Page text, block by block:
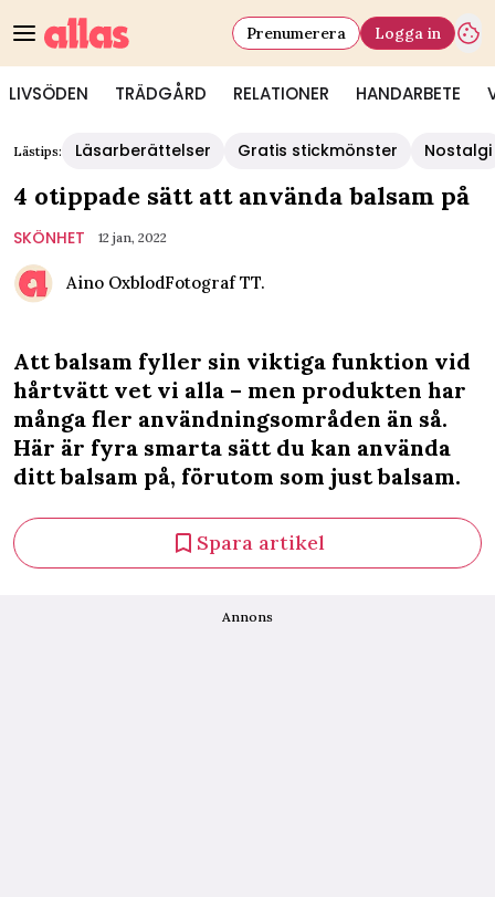
LIVSÖDEN TRÄDGÅRD RELATIONER HANDARBETE
Prenumerera Logga in
Lästips: Läsarberättelser Gratis stickmönster Nostalgi
4 otippade sätt att använda balsam på
SKÖNHET 12 jan, 2022
Aino OxblodFotograf TT.
Att balsam fyller sin viktiga funktion vid
hårtvätt vet vi alla – men produkten har
många fler användningsområden än så.
Här är fyra smarta sätt du kan använda
ditt balsam på, förutom som just balsam.
Spara artikel
Annons